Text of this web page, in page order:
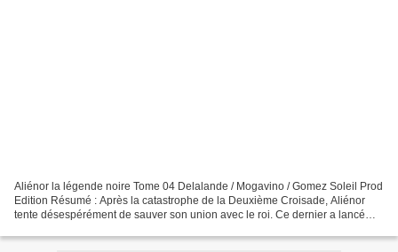
Aliénor la légende noire Tome 04 Delalande / Mogavino / Gomez Soleil Prod
Edition Résumé : Après la catastrophe de la Deuxième Croisade, Aliénor
tente désespérément de sauver son union avec le roi. Ce dernier a lancé